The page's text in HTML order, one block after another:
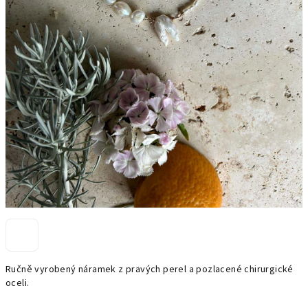
Ručně vyrobený náramek z pravých perel a pozlacené chirurgické
oceli.